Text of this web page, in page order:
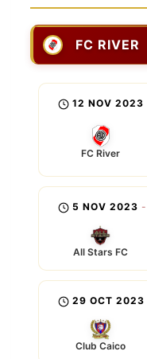
FC RIVER
12 NOV 2023
FC River
5 NOV 2023 -
All Stars FC
29 OCT 2023
Club Caico